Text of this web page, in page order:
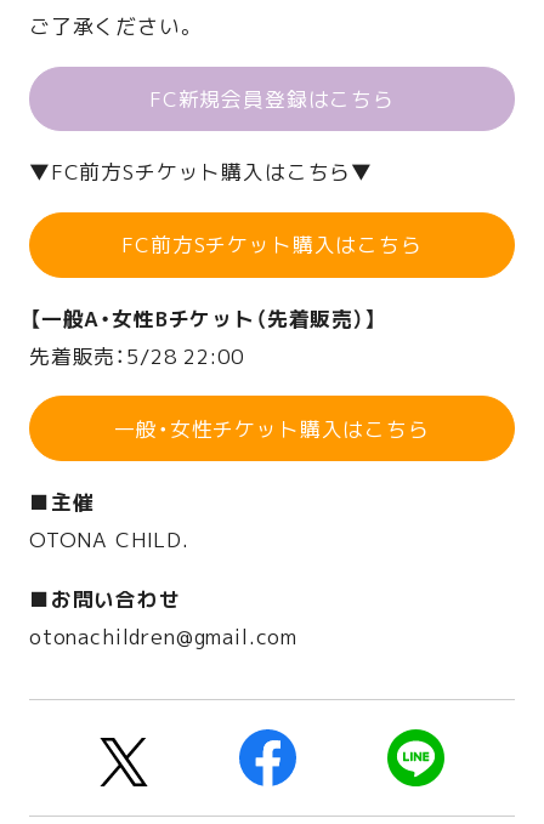
ご了承ください。
FC新規会員登録はこちら
▼FC前方Sチケット購入はこちら▼
FC前方Sチケット購入はこちら
【一般A・女性Bチケット（先着販売）】
先着販売：5/28 22:00
一般・女性チケット購入はこちら
■主催
OTONA CHILD.
■お問い合わせ
otonachildren@gmail.com